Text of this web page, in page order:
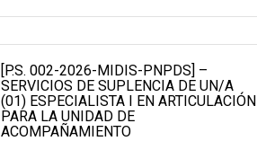
[P.S. 002-2026-MIDIS-PNPDS] –
SERVICIOS DE SUPLENCIA DE UN/A
(01) ESPECIALISTA I EN ARTICULACIÓN
PARA LA UNIDAD DE
ACOMPAÑAMIENTO